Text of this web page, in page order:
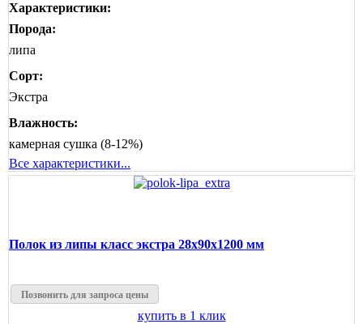
Характеристики:
Порода:
липа
Сорт:
Экстра
Влажность:
камерная сушка (8-12%)
Все характеристики...
Полок из липы класс экстра 28x90x1200 мм
Позвонить для запроса цены
купить в 1 клик